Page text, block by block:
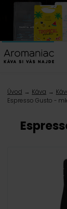
Úvod Káva
Espresso Gusto -